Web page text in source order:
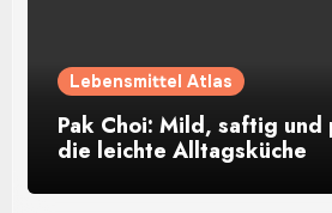
Lebensmittel Atlas
Pak Choi: Mild, saftig
die leichte Alltagsküche